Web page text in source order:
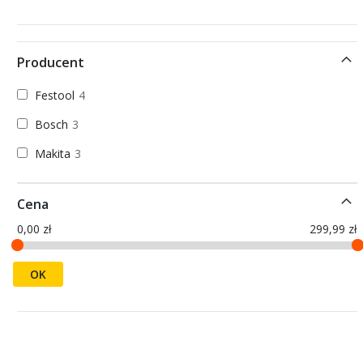
Producent
Festool 4
Bosch 3
Makita 3
Cena
0,00 zł 299,99 zł
OK